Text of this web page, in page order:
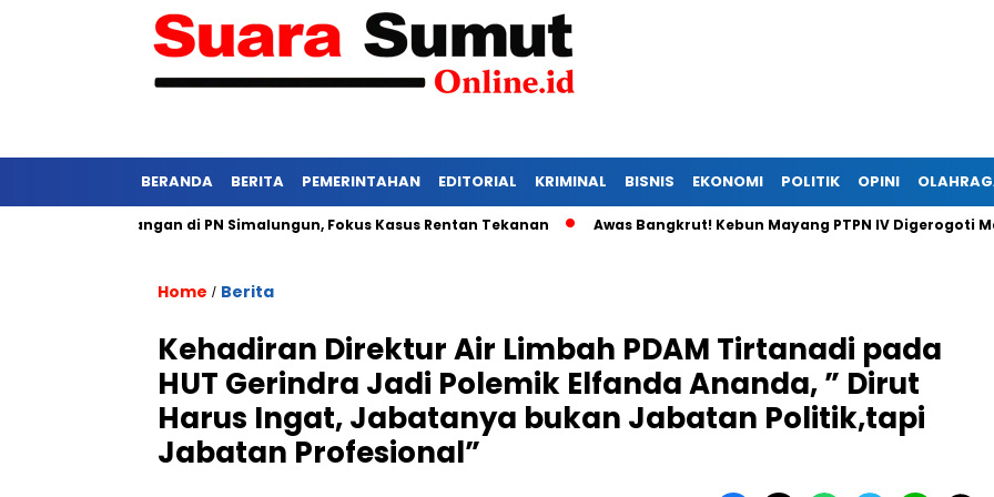
BERANDA BERITA PEMERINTAHAN EDITORIAL KRIMINAL BISNIS EKONOMI POLITIK OPINI
Persidangan di PN Simalungun, Fokus Kasus Rentan Tekanan Awas Bangkrut! Kebun Mayang PTPN IV Digerogoti Maling,
Home / Berita
Kehadiran Direktur Air Limbah PDAM Tirtanadi pada
HUT Gerindra Jadi Polemik Elfanda Ananda, ” Dirut
Harus Ingat, Jabatanya bukan Jabatan Politik,tapi
Jabatan Profesional”